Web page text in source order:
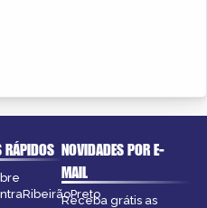
RÁPIDOS NOVIDADES POR E-
MAIL
Receba grátis as